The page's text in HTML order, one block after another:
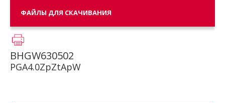
ФАЙЛЫ ДЛЯ СКАЧИВАНИЯ
BHGW630502
PGA4.0ZpZtApW